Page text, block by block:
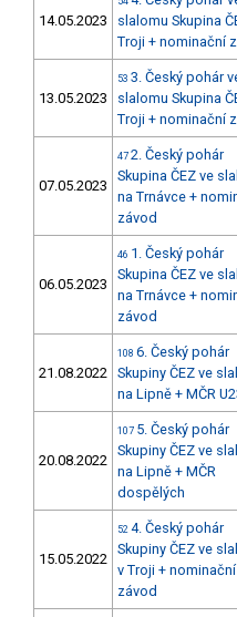
14.05.2023
slalomu Skupina
Troji + nominační
13.05.2023
53 3. Český pohár
slalomu Skupina
Troji + nominační
07.05.2023
47 2. Český pohár
Skupina ČEZ ve
na Trnávce +
závod
06.05.2023
46 1. Český pohár
Skupina ČEZ ve
na Trnávce +
závod
21.08.2022
108 6. Český pohár
Skupiny ČEZ ve
na Lipně + MČR
20.08.2022
107 5. Český pohár
Skupiny ČEZ ve
na Lipně + MČR
dospělých
15.05.2022
52 4. Český pohár
Skupiny ČEZ ve
v Troji + nominační
závod